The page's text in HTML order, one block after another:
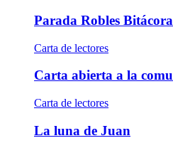
Parada Robles
Carta de lectores
Carta abierta a la
Carta de lectores
La luna de Juan